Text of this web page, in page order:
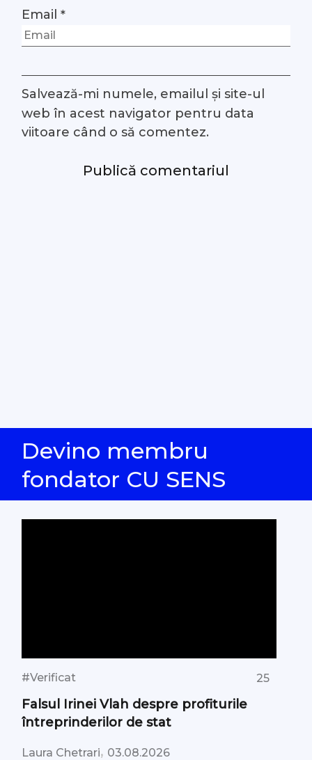
Email*
Salvează-mi numele, emailul și site-ul
web în acest navigator pentru data
viitoare când o să comentez.
Devino membru
fondator CU SENS
#Verificat 25
Falsul Irinei Vlah despre profiturile
întreprinderilor de stat
Laura Chetrari, 03.08.2026